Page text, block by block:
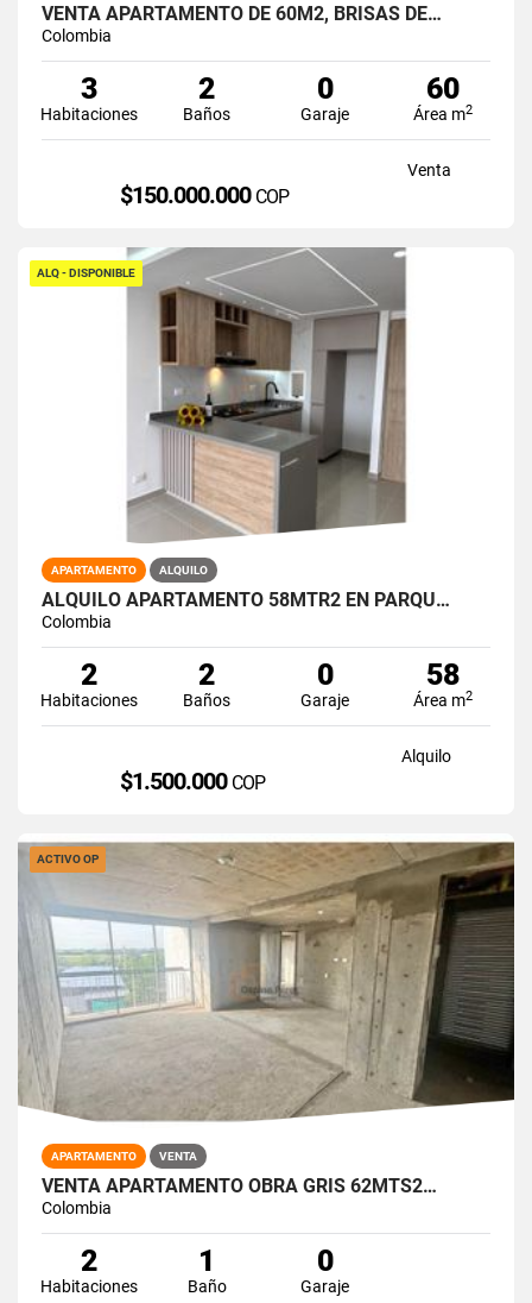
VENTA APARTAMENTO DE 60M2, BRISAS DE…
Colombia
3
Habitaciones
2
Baños
0
Garaje
60
Área m2
Venta
$150.000.000 COP
ALQ - DISPONIBLE
APARTAMENTO ALQUILO
ALQUILO APARTAMENTO 58MTR2 EN PARQU…
Colombia
2
Habitaciones
2
Baños
0
Garaje
58
Área m2
Alquilo
$1.500.000 COP
ACTIVO OP
APARTAMENTO VENTA
VENTA APARTAMENTO OBRA GRIS 62MTS2…
Colombia
2
Habitaciones
1
Baño
0
Garaje